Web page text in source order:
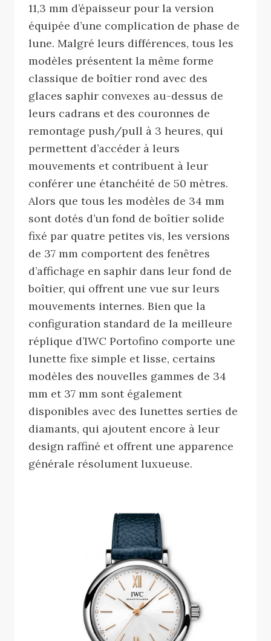
11,3 mm d’épaisseur pour la version
équipée d’une complication de phase de
lune. Malgré leurs différences, tous les
modèles présentent la même forme
classique de boîtier rond avec des
glaces saphir convexes au-dessus de
leurs cadrans et des couronnes de
remontage push/pull à 3 heures, qui
permettent d’accéder à leurs
mouvements et contribuent à leur
conférer une étanchéité de 50 mètres.
Alors que tous les modèles de 34 mm
sont dotés d’un fond de boîtier solide
fixé par quatre petites vis, les versions
de 37 mm comportent des fenêtres
d’affichage en saphir dans leur fond de
boîtier, qui offrent une vue sur leurs
mouvements internes. Bien que la
configuration standard de la meilleure
réplique d’IWC Portofino comporte une
lunette fixe simple et lisse, certains
modèles des nouvelles gammes de 34
mm et 37 mm sont également
disponibles avec des lunettes serties de
diamants, qui ajoutent encore à leur
design raffiné et offrent une apparence
générale résolument luxueuse.